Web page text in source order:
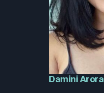
Damini Arora